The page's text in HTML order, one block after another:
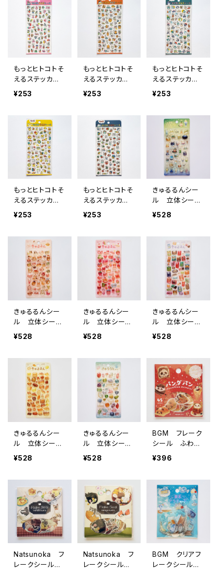
もっとヒトコトそ
えるステッカー
シール 82793
¥253
もっとヒトコトそ
えるステッカー
シール 82792
¥253
もっとヒトコトそ
えるステッカー
シール 82791
¥253
もっとヒトコトそ
えるステッカー
シール 82790
¥253
もっとヒトコトそ
えるステッカー
シール 82789
¥253
きゅるるんシー
ル 立体シー
ル 喫茶アラモ
¥528
きゅるるんシー
ル 立体シー
ル 午後の茶
¥528
きゅるるんシー
ル 立体シー
ル いちごswe
¥528
きゅるるんシー
ル 立体シー
ル スナック菓
¥528
きゅるるんシー
ル 立体シー
ル パン
¥528
きゅるるんシー
ル 立体シー
ル 誕生石
¥528
BGM フレーク
シール ふわふ
わanimals・パン
¥396
Natsunoka フ
レークシール
Natsunoka フ
レークシール
BGM クリアフ
レークシール